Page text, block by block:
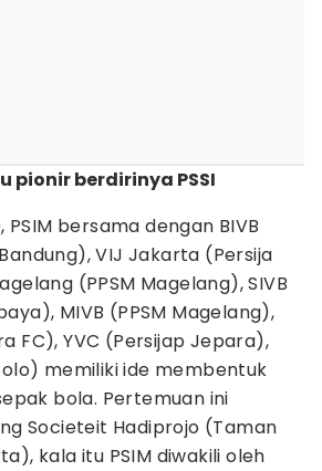
pionir berdirinya PSSI
PSIM bersama dengan BIVB
VIJ Jakarta (Persija
(PPSM Magelang), SIVB
MIVB (PPSM Magelang),
FC), YVC (Persijap Jepara),
memiliki ide membentuk
bola. Pertemuan ini
Societeit Hadiprojo (Taman
kala itu PSIM diwakili oleh